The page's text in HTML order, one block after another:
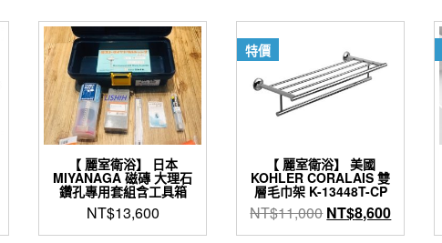
【 麗室衛浴】 日本
MIYANAGA 磁磚 大理石
鑽孔專用套組含工具箱
NT$13,600
特價
【 麗室衛浴】 美國
KOHLER CORALAIS 雙
層毛巾架 K-13448T-CP
NT$11,000 原
始
NT$8,600目
前